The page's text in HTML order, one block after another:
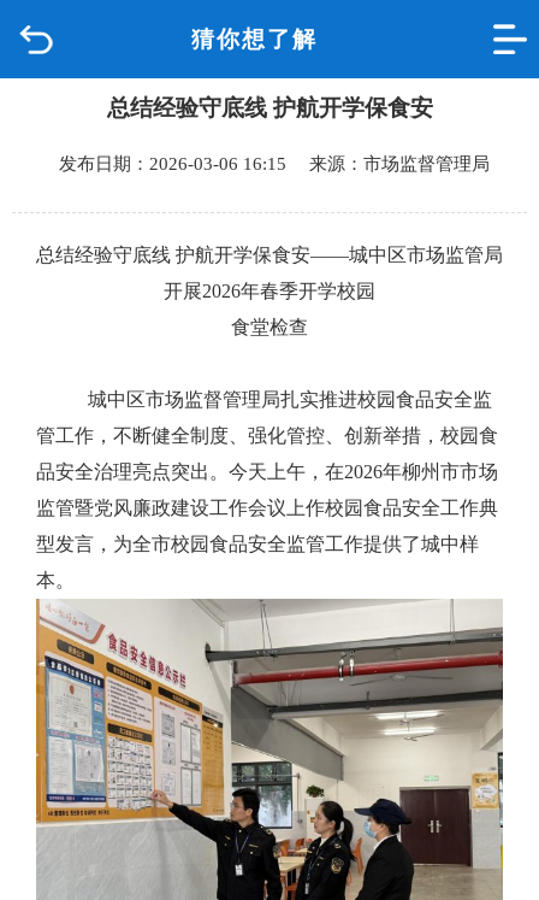
猜你想了解
新闻中心
政府信息公开
数据专题
总结经验守底线 护航开学保食安
发布日期：2026-03-06 16:15 来源：市场监督管理局
总结经验守底线 护航开学保食安——城中区市场监管局
开展2026年春季开学校园
食堂检查
城中区市场监督管理局扎实推进校园食品安全监
管工作，不断健全制度、强化管控、创新举措，校园食
品安全治理亮点突出。今天上午，在2026年柳州市市场
监管暨党风廉政建设工作会议上作校园食品安全工作典
型发言，为全市校园食品安全监管工作提供了城中样
本。